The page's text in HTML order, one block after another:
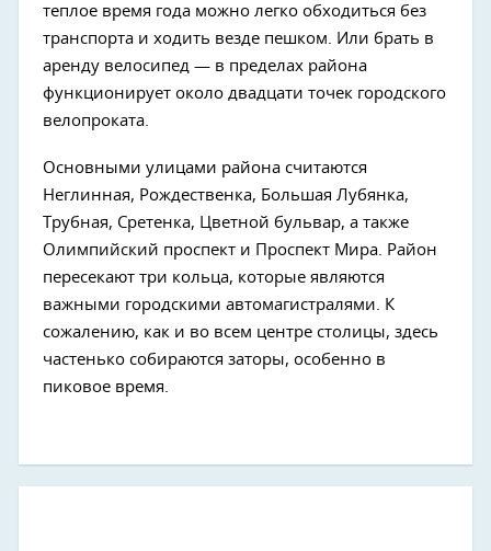
теплое время года можно легко обходиться без
транспорта и ходить везде пешком. Или брать в
аренду велосипед — в пределах района
функционирует около двадцати точек городского
велопроката.
Основными улицами района считаются
Неглинная, Рождественка, Большая Лубянка,
Трубная, Сретенка, Цветной бульвар, а также
Олимпийский проспект и Проспект Мира. Район
пересекают три кольца, которые являются
важными городскими автомагистралями. К
сожалению, как и во всем центре столицы, здесь
частенько собираются заторы, особенно в
пиковое время.